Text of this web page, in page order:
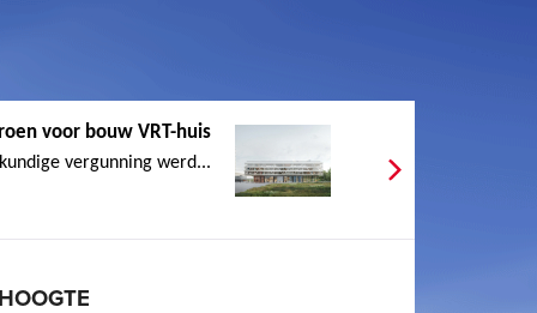
voor bouw VRT-huis
vergunning werd...